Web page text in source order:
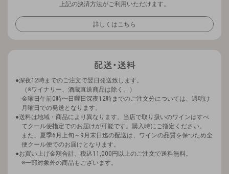
上記の決済方法がご利用いただけます。
詳しくはこちら
深夜12時までのご注文で翌日発送致します。
（※ワイナリー、酒蔵直送商品は除く。）
金曜日午前0時〜日曜日深夜12時までのご注文分については、週明け
月曜日での発送となります。
送料は地域・商品により異なります。当店で取り扱いのワインはすべ
てクール便指定でのお届けが可能です。購入時にご指定ください。
また、夏季6月上旬～9月末日迄の配送は、ワインの品質を保つため全
便クール便でのお届けとなります。
お買い上げ金額合計、税込11,000円以上のご注文で送料無料。
※一部対象外の商品もございます。